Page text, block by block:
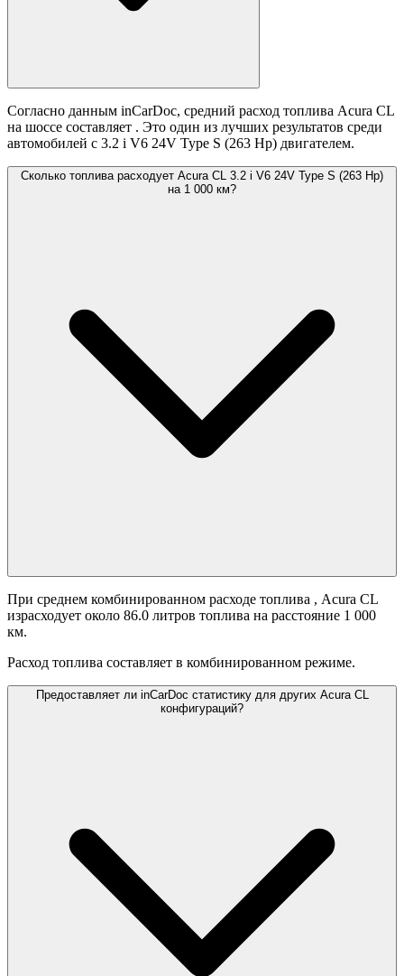
Согласно данным inCarDoc, средний расход топлива Acura CL
на шоссе составляет . Это один из лучших результатов среди
автомобилей с 3.2 i V6 24V Type S (263 Hp) двигателем.
Сколько топлива расходует Acura CL 3.2 i V6 24V Type S (263 Hp)
на 1 000 км?
При среднем комбинированном расходе топлива , Acura CL
израсходует около 86.0 литров топлива на расстояние 1 000
км.
Расход топлива составляет в комбинированном режиме.
Предоставляет ли inCarDoc статистику для других Acura CL
конфигураций?